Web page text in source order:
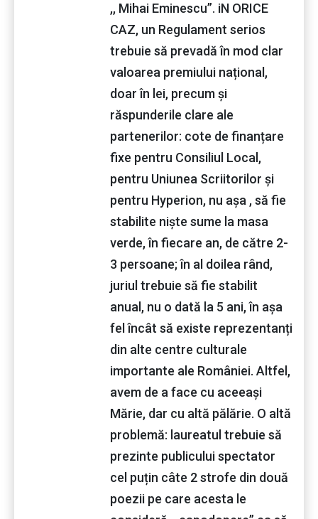
,, Mihai Eminescu”. iN ORICE
CAZ, un Regulament serios
trebuie să prevadă în mod clar
valoarea premiului național,
doar în lei, precum și
răspunderile clare ale
partenerilor: cote de finanțare
fixe pentru Consiliul Local,
pentru Uniunea Scriitorilor și
pentru Hyperion, nu așa , să fie
stabilite niște sume la masa
verde, în fiecare an, de către 2-
3 persoane; în al doilea rând,
juriul trebuie să fie stabilit
anual, nu o dată la 5 ani, în așa
fel încât să existe reprezentanți
din alte centre culturale
importante ale României. Altfel,
avem de a face cu aceeași
Mărie, dar cu altă pălărie. O altă
problemă: laureatul trebuie să
prezinte publicului spectator
cel puțin câte 2 strofe din două
poezii pe care acesta le